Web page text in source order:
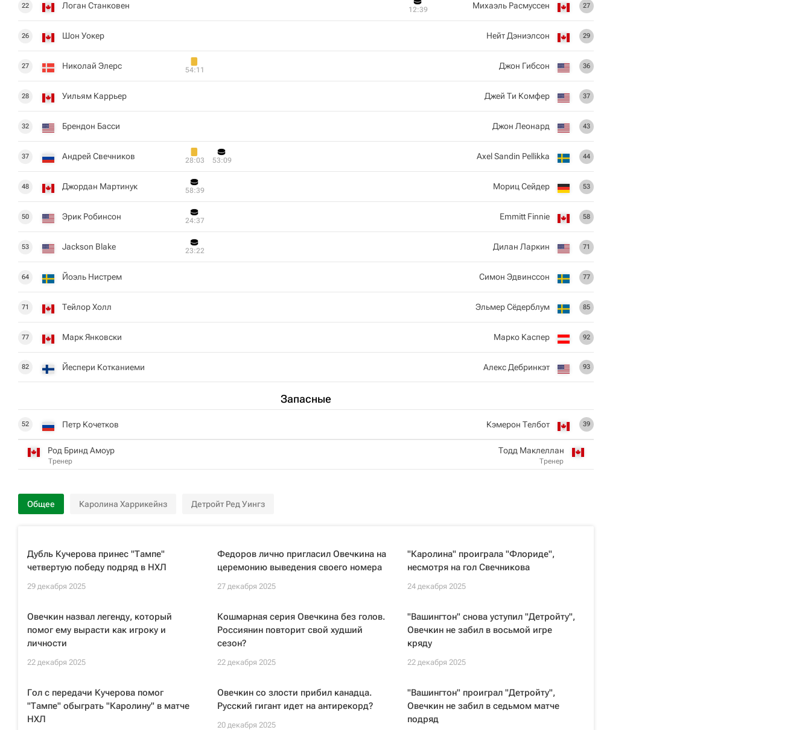
22 Логан Станковен
26 Шон Уокер
27 Николай Элерс 54:11
28 Уильям Каррьер
32 Брендон Басси
37 Андрей Свечников 28:03 53:09
48 Джордан Мартинук 58:39
50 Эрик Робинсон 24:37
53 Jackson Blake 23:22
64 Йоэль Нистрем
71 Тейлор Холл
77 Марк Янковски
82 Йеспери Котканиеми
Запасные
52 Петр Кочетков
Род Бринд Амоур
Тренер
27
Михаэль Расмуссен
12:39
29
Нейт Дэниэлсон
36
Джон Гибсон
37
Джей Ти Комфер
43
Джон Леонард
44
Axel Sandin Pellikka
53
Мориц Сейдер
58
Emmitt Finnie
71
Дилан Ларкин
77
Симон Эдвинссон
85
Эльмер Сёдерблум
92
Марко Каспер
93
Алекс Дебринкэт
39
Кэмерон Телбот
Тодд Маклеллан
Тренер
Общее Каролина Харрикейнз Детройт Ред Уингз
Дубль Кучерова принес "Тампе"
четвертую победу подряд в НХЛ
29 декабря 2025
Федоров лично пригласил Овечкина на
церемонию выведения своего номера
27 декабря 2025
"Каролина" проиграла "Флориде",
несмотря на гол Свечникова
24 декабря 2025
Овечкин назвал легенду, который
помог ему вырасти как игроку и
личности
22 декабря 2025
Кошмарная серия Овечкина без голов.
Россиянин повторит свой худший
сезон?
22 декабря 2025
"Вашингтон" снова уступил "Детройту",
Овечкин не забил в восьмой игре
кряду
22 декабря 2025
Гол с передачи Кучерова помог
"Тампе" обыграть "Каролину" в матче
НХЛ
Овечкин со злости прибил канадца.
Русский гигант идет на антирекорд?
20 декабря 2025
"Вашингтон" проиграл "Детройту",
Овечкин не забил в седьмом матче
подряд